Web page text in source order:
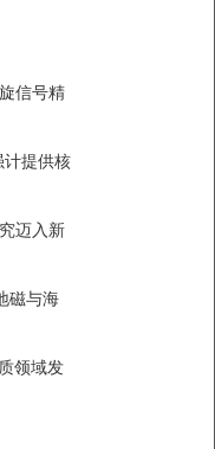
信号精
提供核
迈入新
磁与海
领域发